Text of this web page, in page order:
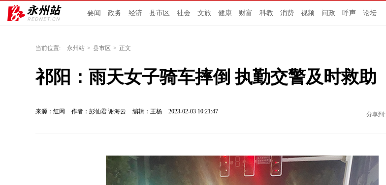
要闻 政务 经济 县市区 社会 文旅 健康 财富 科教 消费 视频 问政 呼声 论坛
当前位置: 永州站 > 县市区 > 正文
祁阳：雨天女子骑车摔倒 执勤交警及时救助
来源：红网 作者：彭仙君 谢海云 编辑：王杨 2023-02-03 10:21:47 分享到: